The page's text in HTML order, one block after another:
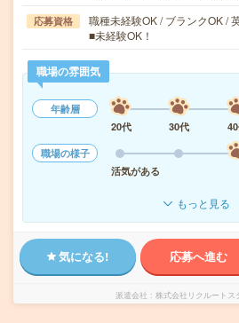
応募資格
職種未経験OK / ブランクOK /
■未経験OK！
職場の雰囲気
年齢層
20代
30代
職場の様子
活気がある
もっと見る
気になる! 応募へ進む
派遣会社 株式会社リクルートス